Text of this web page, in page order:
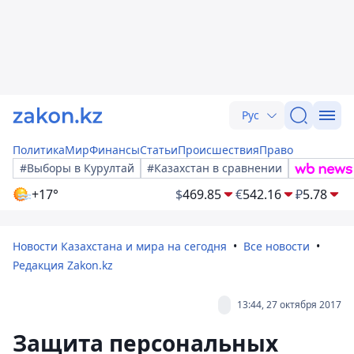
Рус
ПолитикаМирФинансыСтатьиПроисшествияПраво
#Выборы в Курултай
#Казахстан в сравнении
+17° $469.85 €542.16 ₽5.78
Новости Казахстана и мира на сегодня
Все новости
Редакция Zakon.kz
13:44, 27 октября 2017
Защита персональных